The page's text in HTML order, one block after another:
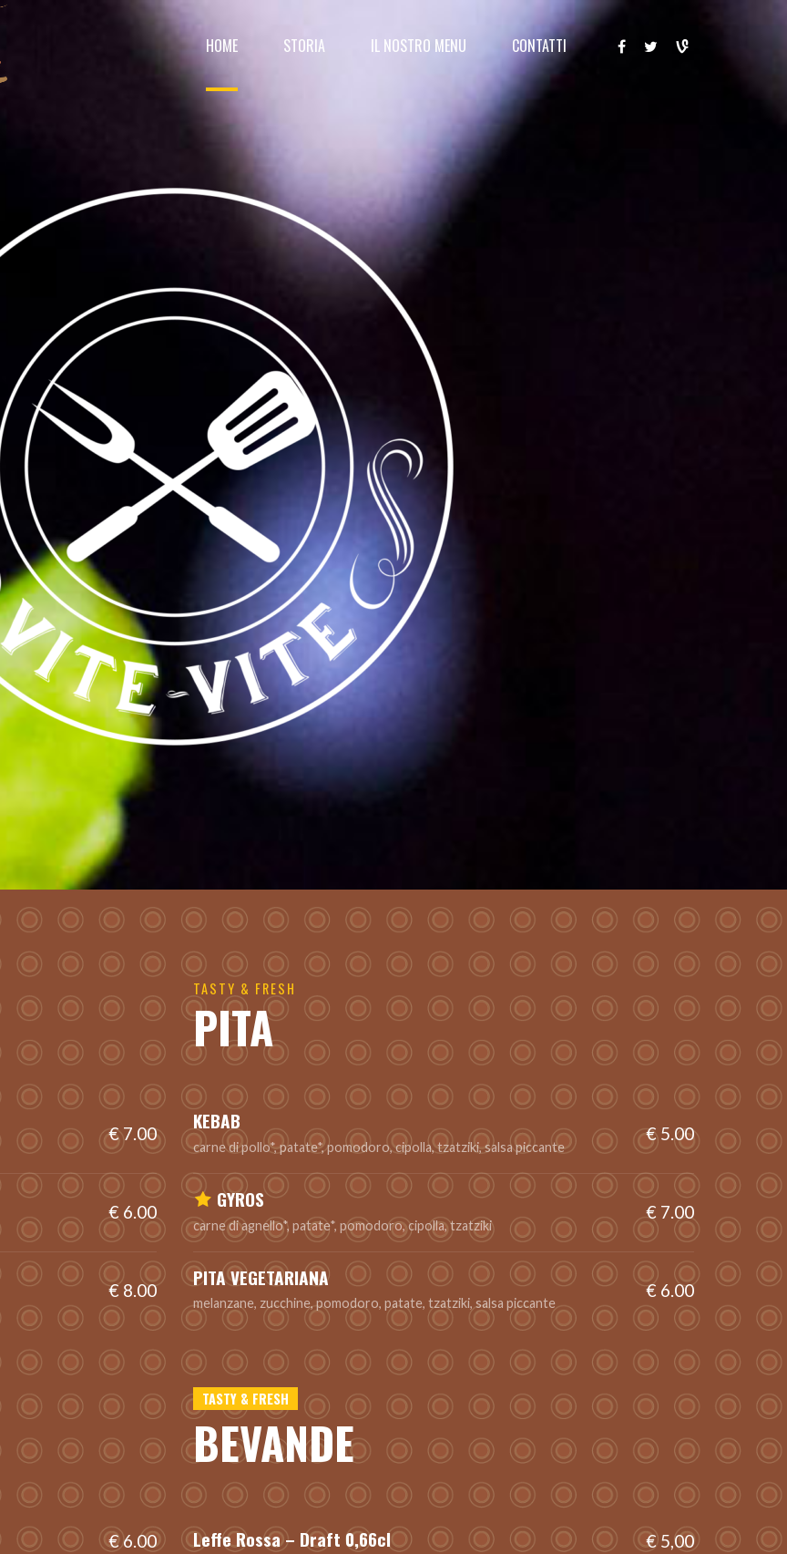
HOME STORIA IL NOSTRO MENU CONTATTI
€ 7.00
€ 6.00
€ 8.00
TASTY & FRESH
PITA
KEBAB
carne di pollo*, patate*, pomodoro, cipolla, tzatziki, salsa piccante
€ 5.00
GYROS
carne di agnello*, patate*, pomodoro, cipolla, tzatziki
€ 7.00
PITA VEGETARIANA
melanzane, zucchine, pomodoro, patate, tzatziki, salsa piccante
€ 6.00
€ 6.00
TASTY & FRESH
BEVANDE
Leffe Rossa – Draft 0,66cl € 5,00